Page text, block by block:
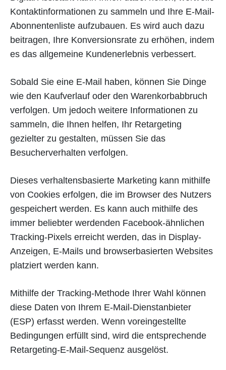
Kontaktinformationen zu sammeln und Ihre E-Mail-
Abonnentenliste aufzubauen. Es wird auch dazu
beitragen, Ihre Konversionsrate zu erhöhen, indem
es das allgemeine Kundenerlebnis verbessert.
Sobald Sie eine E-Mail haben, können Sie Dinge
wie den Kaufverlauf oder den Warenkorbabbruch
verfolgen. Um jedoch weitere Informationen zu
sammeln, die Ihnen helfen, Ihr Retargeting
gezielter zu gestalten, müssen Sie das
Besucherverhalten verfolgen.
Dieses verhaltensbasierte Marketing kann mithilfe
von Cookies erfolgen, die im Browser des Nutzers
gespeichert werden. Es kann auch mithilfe des
immer beliebter werdenden Facebook-ähnlichen
Tracking-Pixels erreicht werden, das in Display-
Anzeigen, E-Mails und browserbasierten Websites
platziert werden kann.
Mithilfe der Tracking-Methode Ihrer Wahl können
diese Daten von Ihrem E-Mail-Dienstanbieter
(ESP) erfasst werden. Wenn voreingestellte
Bedingungen erfüllt sind, wird die entsprechende
Retargeting-E-Mail-Sequenz ausgelöst.